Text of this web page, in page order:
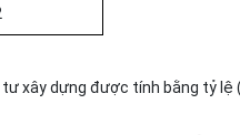
xây dựng được tính bằng tỷ lệ